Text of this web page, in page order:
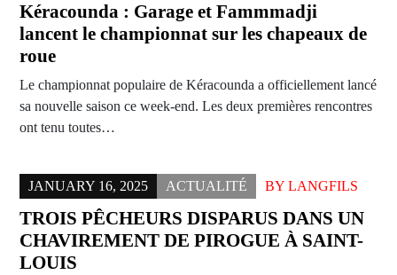
Kéracounda : Garage et Fammmadji
lancent le championnat sur les chapeaux de
roue
Le championnat populaire de Kéracounda a officiellement lancé
sa nouvelle saison ce week-end. Les deux premières rencontres
ont tenu toutes…
JANUARY 16, 2025 ACTUALITÉ BY LANGFILS
TROIS PÊCHEURS DISPARUS DANS UN
CHAVIREMENT DE PIROGUE À SAINT-
LOUIS